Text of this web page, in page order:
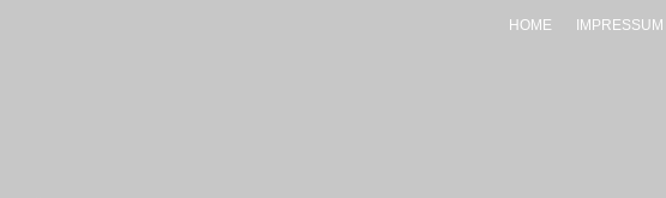
HOME IMPRESSUM